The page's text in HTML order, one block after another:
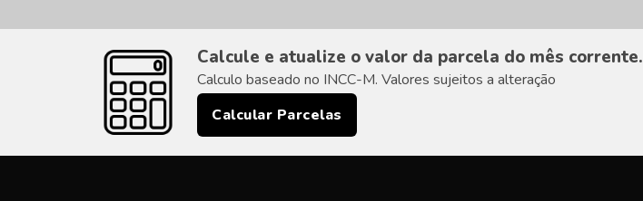
Calcule e atualize o valor da parcela do mês corrente.
Calculo baseado no INCC-M. Valores sujeitos a alteração
Calcular Parcelas